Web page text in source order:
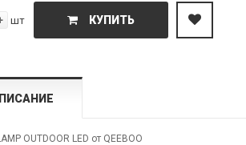
шт КУПИТЬ
OUTDOOR LED от QEEBOO